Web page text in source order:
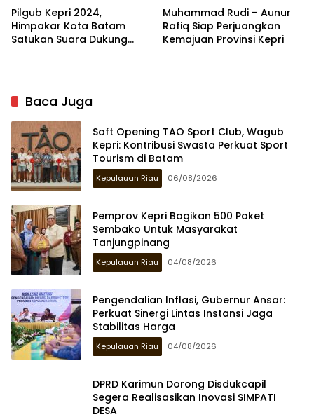
Pilgub Kepri 2024,
Himpakar Kota Batam
Satukan Suara Dukung
Muhammad Rudi – Aunur
Rafiq Siap Perjuangkan
Kemajuan Provinsi Kepri
Baca Juga
Soft Opening TAO Sport Club, Wagub
Kepri: Kontribusi Swasta Perkuat Sport
Tourism di Batam
Kepulauan Riau 06/08/2026
Pemprov Kepri Bagikan 500 Paket
Sembako Untuk Masyarakat
Tanjungpinang
Kepulauan Riau 04/08/2026
Pengendalian Inflasi, Gubernur Ansar:
Perkuat Sinergi Lintas Instansi Jaga
Stabilitas Harga
Kepulauan Riau 04/08/2026
DPRD Karimun Dorong Disdukcapil
Segera Realisasikan Inovasi SIMPATI
DESA